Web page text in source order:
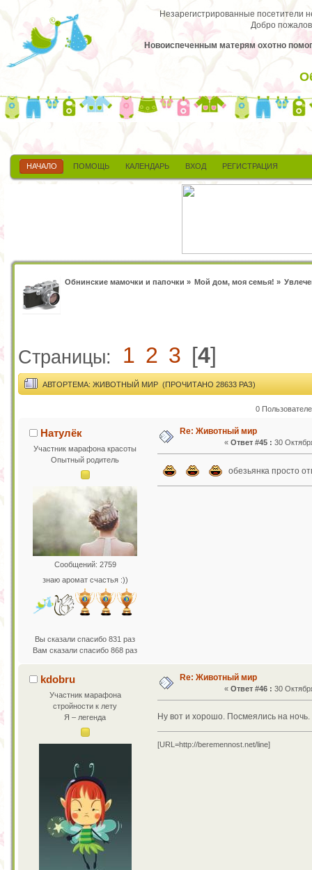
Незарегистрированные посетители
Добро
Новоиспеченным матерям охотно
НАЧАЛО ПОМОЩЬ КАЛЕНДАРЬ ВХОД РЕГИСТРАЦИЯ
Обнинские мамочки и папочки » Мой дом, моя семья! »
Страницы: 1 2 3 [4]
АВТОРТЕМА: ЖИВОТНЫЙ МИР (ПРОЧИТАНО 28633 РАЗ)
0
Натулёк
Участник марафона красоты
Опытный родитель
Сообщений: 2759
знаю аромат счастья :))
Вы сказали спасибо 831 раз
Вам сказали спасибо 868 раз
Re: Животный мир
«Ответ #45 : 30
обезьянка просто
kdobru
Участник марафона
стройности к лету
Я – легенда
Re: Животный мир
«Ответ #46 : 30
Ну вот и хорошо. Посмеялись на
[URL=http://beremennost.net/line]